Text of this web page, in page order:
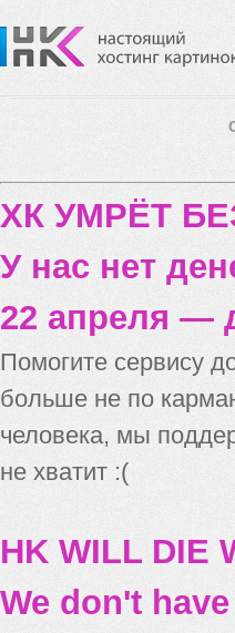
ХК УМРЁТ
У нас нет
22 апреля —
Помогите сервису
больше не по
человека, мы
не хватит :(
HK WILL DIE
We don't